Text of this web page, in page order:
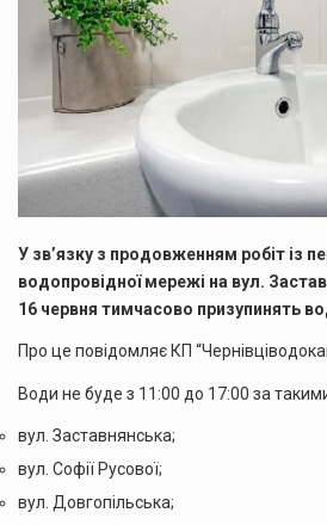
У зв’язку з продовженням робіт із
водопровідної мережі на вул.
16 червня тимчасово призупинять
Про це повідомляє КП
Води не буде з 11:00 до 17:00 за
вул. Заставнянська;
вул. Софії Русової;
вул. Довгопільська;